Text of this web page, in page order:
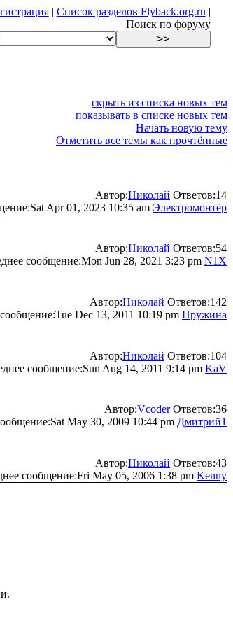
| Список разделов Flyback.org.ru |
Поиск по форуму
скрыть из списка новых тем
показывать в списке новых тем
Начать новую тему
Отметить все темы как прочтённые
Автор:Николай Ответов:14
Apr 01, 2023 10:35 am Электромонтёр
Автор:Николай Ответов:54
сообщение:Mon Jun 28, 2021 3:23 pm N1X
Автор:Николай Ответов:142
Dec 13, 2011 10:19 pm Пружина
Автор:Николай Ответов:104
сообщение:Sun Aug 14, 2011 9:14 pm KaV
Автор:VcoderОтветов:36
May 30, 2009 10:44 pm Дмитрий1
Автор:Николай Ответов:43
сообщение:Fri May 05, 2006 1:38 pm Kenny